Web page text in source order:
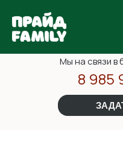
Мы на связи в
8 985